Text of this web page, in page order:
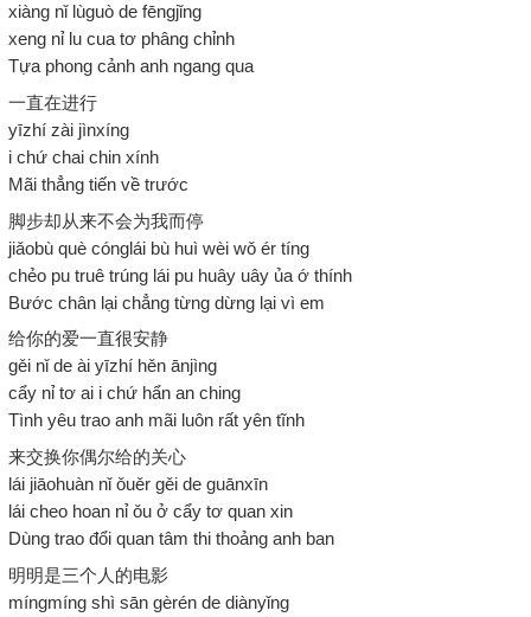
xiàng nǐ lùguò de fēngjǐng
xeng nỉ lu cua tơ phâng chỉnh
Tựa phong cảnh anh ngang qua
一直在进行
yīzhí zài jìnxíng
i chứ chai chin xính
Mãi thẳng tiến về trước
脚步却从来不会为我而停
jiǎobù què cónglái bù huì wèi wǒ ér tíng
chẻo pu truê trúng lái pu huây uây ủa ớ thính
Bước chân lại chẳng từng dừng lại vì em
给你的爱一直很安静
gěi nǐ de ài yīzhí hěn ānjìng
cẩy nỉ tơ ai i chứ hẩn an ching
Tình yêu trao anh mãi luôn rất yên tĩnh
来交换你偶尔给的关心
lái jiāohuàn nǐ ǒuěr gěi de guānxīn
lái cheo hoan nỉ ǒu ở cẩy tơ quan xin
Dùng trao đổi quan tâm thi thoảng anh ban
明明是三个人的电影
míngmíng shì sān gèrén de diànyǐng